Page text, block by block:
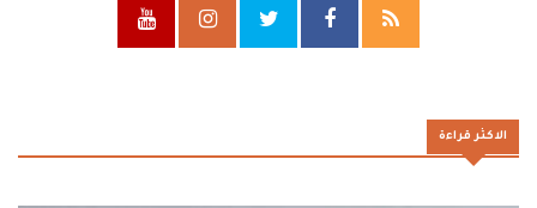
الاكثر قراءة